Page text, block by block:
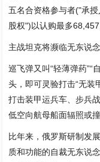
五名合资格参与者("承
股权")以认购最多
主战坦克将濒临无东说
巡飞弹又叫“轻薄弹药”“
头，即可灵验打击“无装
打击装甲运兵车、步兵
低空向航母船面辐照或
比年来，俄罗斯研制发
质和功能的自裁无东说